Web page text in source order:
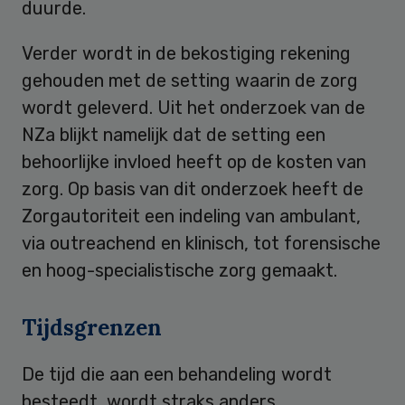
duurde.
Verder wordt in de bekostiging rekening
gehouden met de setting waarin de zorg
wordt geleverd. Uit het onderzoek van de
NZa blijkt namelijk dat de setting een
behoorlijke invloed heeft op de kosten van
zorg. Op basis van dit onderzoek heeft de
Zorgautoriteit een indeling van ambulant,
via outreachend en klinisch, tot forensische
en hoog-specialistische zorg gemaakt.
Tijdsgrenzen
De tijd die aan een behandeling wordt